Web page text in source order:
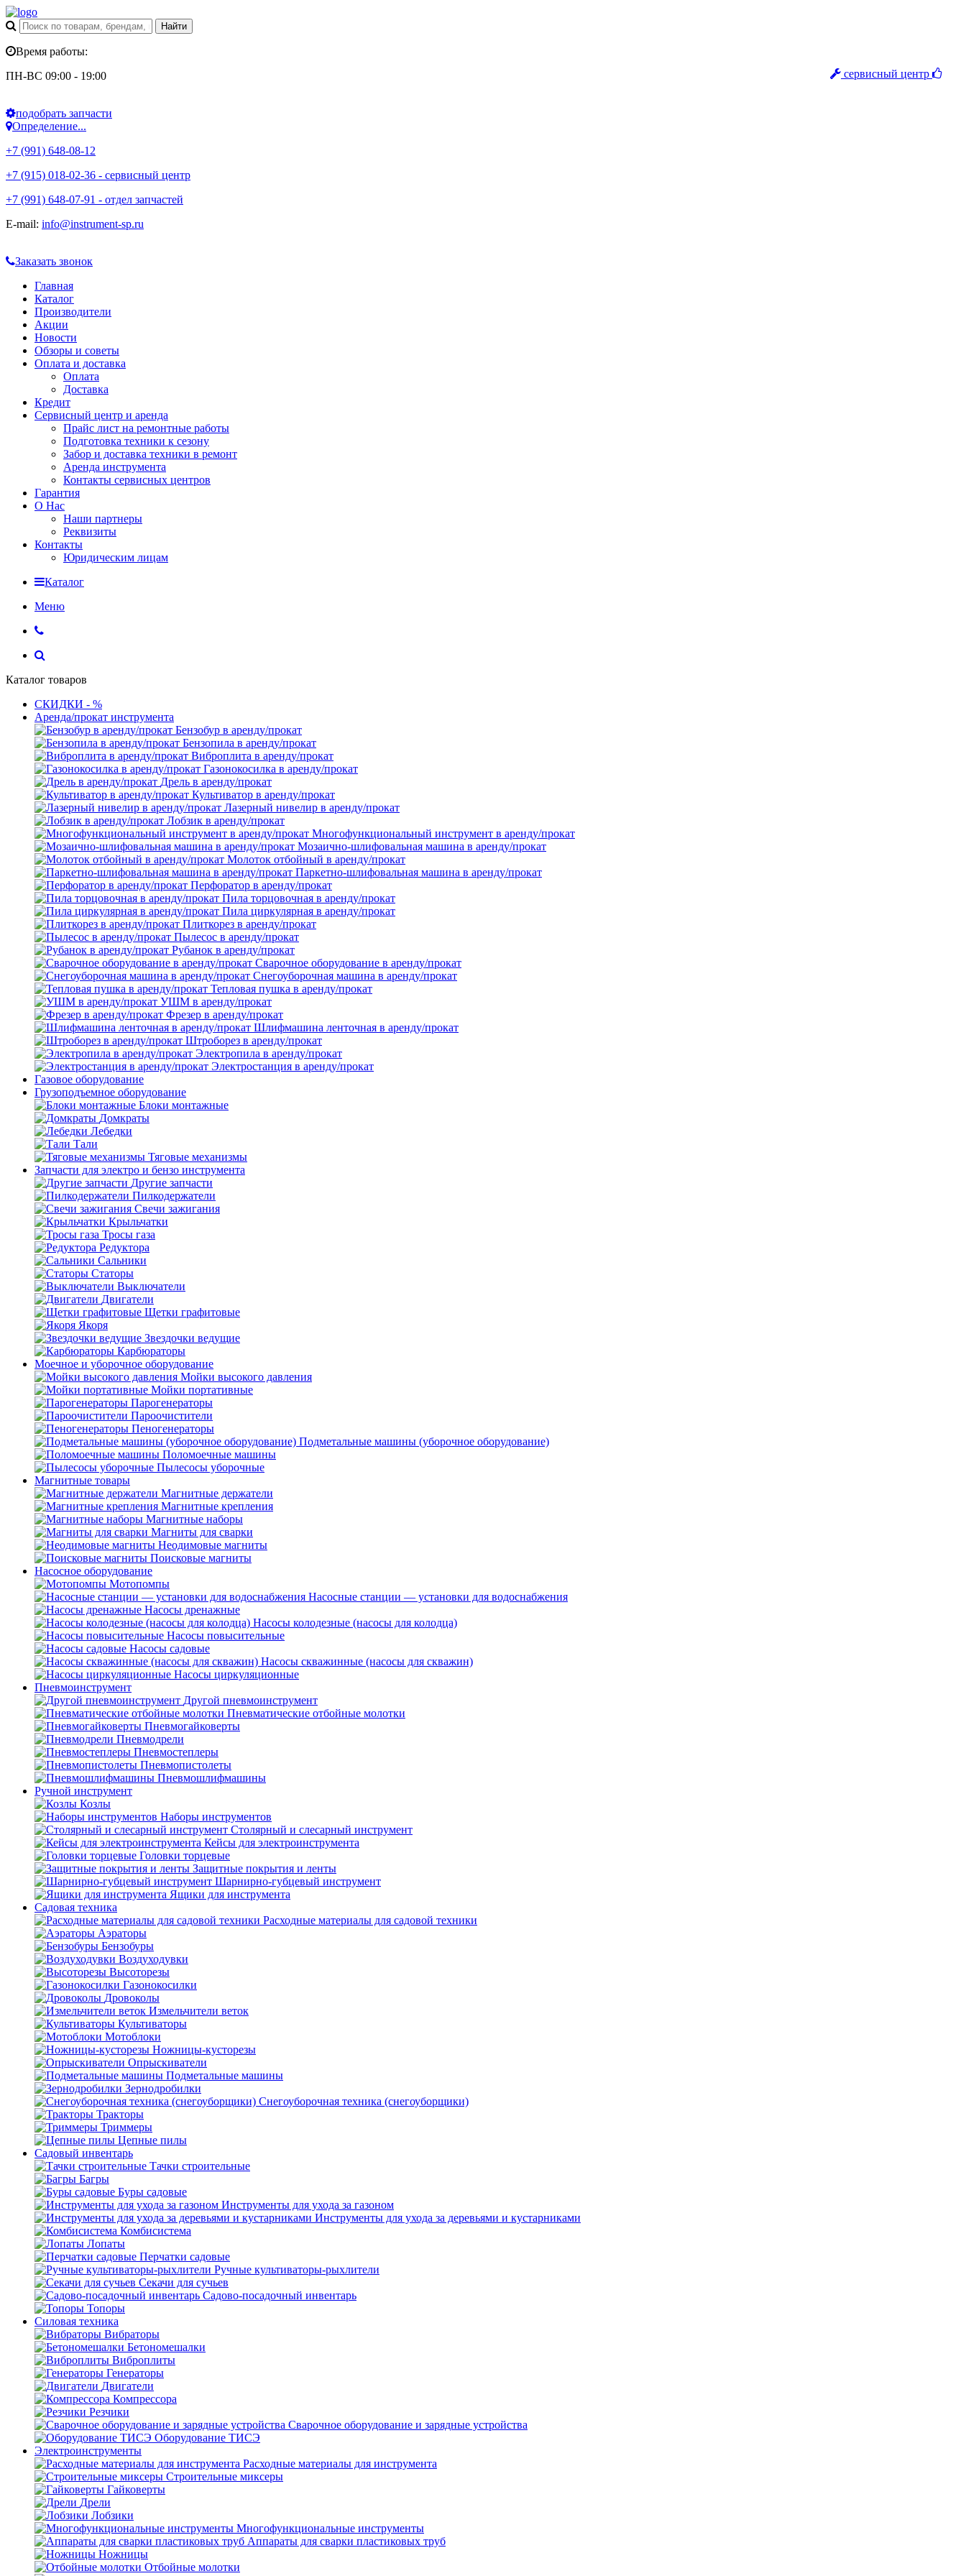
сервисный центр
Время работы:
ПН-ВС 09:00 - 19:00
подобрать запчасти
Определение...
+7 (991) 648-08-12
+7 (915) 018-02-36 - сервисный центр
+7 (991) 648-07-91 - отдел запчастей
E-mail: info@instrument-sp.ru
Заказать звонок
Главная
Каталог
Производители
Акции
Новости
Обзоры и советы
Оплата и доставка
Оплата
Доставка
Кредит
Сервисный центр и аренда
Прайс лист на ремонтные работы
Подготовка техники к сезону
Забор и доставка техники в ремонт
Аренда инструмента
Контакты сервисных центров
Гарантия
О Нас
Наши партнеры
Реквизиты
Контакты
Юридическим лицам
Каталог
Меню
Каталог товаров
СКИДКИ - %
Аренда/прокат инструмента
Бензобур в аренду/прокат
Бензопила в аренду/прокат
Виброплита в аренду/прокат
Газонокосилка в аренду/прокат
Дрель в аренду/прокат
Культиватор в аренду/прокат
Лазерный нивелир в аренду/прокат
Лобзик в аренду/прокат
Многофункциональный инструмент в аренду/прокат
Мозаично-шлифовальная машина в аренду/прокат
Молоток отбойный в аренду/прокат
Паркетно-шлифовальная машина в аренду/прокат
Перфоратор в аренду/прокат
Пила торцовочная в аренду/прокат
Пила циркулярная в аренду/прокат
Плиткорез в аренду/прокат
Пылесос в аренду/прокат
Рубанок в аренду/прокат
Сварочное оборудование в аренду/прокат
Снегоуборочная машина в аренду/прокат
Тепловая пушка в аренду/прокат
УШМ в аренду/прокат
Фрезер в аренду/прокат
Шлифмашина ленточная в аренду/прокат
Штроборез в аренду/прокат
Электропила в аренду/прокат
Электростанция в аренду/прокат
Газовое оборудование
Грузоподъемное оборудование
Блоки монтажные
Домкраты
Лебедки
Тали
Тяговые механизмы
Запчасти для электро и бензо инструмента
Другие запчасти
Пилкодержатели
Свечи зажигания
Крыльчатки
Тросы газа
Редуктора
Сальники
Статоры
Выключатели
Двигатели
Щетки графитовые
Якоря
Звездочки ведущие
Карбюраторы
Моечное и уборочное оборудование
Мойки высокого давления
Мойки портативные
Парогенераторы
Пароочистители
Пеногенераторы
Подметальные машины (уборочное оборудование)
Поломоечные машины
Пылесосы уборочные
Магнитные товары
Магнитные держатели
Магнитные крепления
Магнитные наборы
Магниты для сварки
Неодимовые магниты
Поисковые магниты
Насосное оборудование
Мотопомпы
Насосные станции — установки для водоснабжения
Насосы дренажные
Насосы колодезные (насосы для колодца)
Насосы повысительные
Насосы садовые
Насосы скважинные (насосы для скважин)
Насосы циркуляционные
Пневмоинструмент
Другой пневмоинструмент
Пневматические отбойные молотки
Пневмогайковерты
Пневмодрели
Пневмостеплеры
Пневмопистолеты
Пневмошлифмашины
Ручной инструмент
Козлы
Наборы инструментов
Столярный и слесарный инструмент
Кейсы для электроинструмента
Головки торцевые
Защитные покрытия и ленты
Шарнирно-губцевый инструмент
Ящики для инструмента
Садовая техника
Расходные материалы для садовой техники
Аэраторы
Бензобуры
Воздуходувки
Высоторезы
Газонокосилки
Дровоколы
Измельчители веток
Культиваторы
Мотоблоки
Ножницы-кусторезы
Опрыскиватели
Подметальные машины
Зернодробилки
Снегоуборочная техника (снегоуборщики)
Тракторы
Триммеры
Цепные пилы
Садовый инвентарь
Тачки строительные
Багры
Буры садовые
Инструменты для ухода за газоном
Инструменты для ухода за деревьями и кустарниками
Комбисистема
Лопаты
Перчатки садовые
Ручные культиваторы-рыхлители
Секачи для сучьев
Садово-посадочный инвентарь
Топоры
Силовая техника
Вибраторы
Бетономешалки
Виброплиты
Генераторы
Двигатели
Компрессора
Резчики
Сварочное оборудование и зарядные устройства
Оборудование ТИСЭ
Электроинструменты
Расходные материалы для инструмента
Строительные миксеры
Гайковерты
Дрели
Лобзики
Многофункциональные инструменты
Аппараты для сварки пластиковых труб
Ножницы
Отбойные молотки